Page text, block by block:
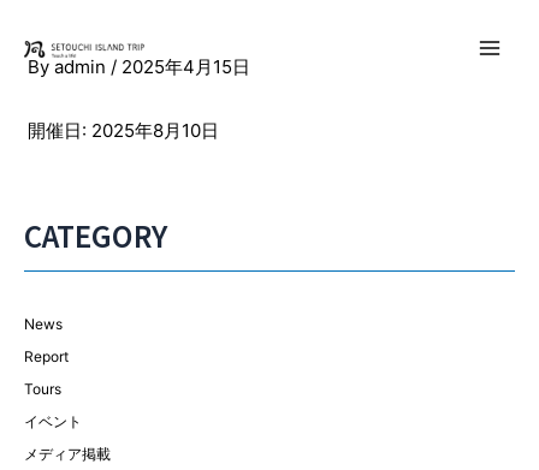
Byadmin/ 2025年4月15日
開催日: 2025年8月10日
CATEGORY
News
Report
Tours
イベント
メディア掲載